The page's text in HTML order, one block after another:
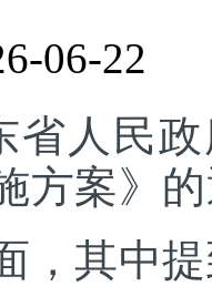
06-22
省人民
方案》
其中提